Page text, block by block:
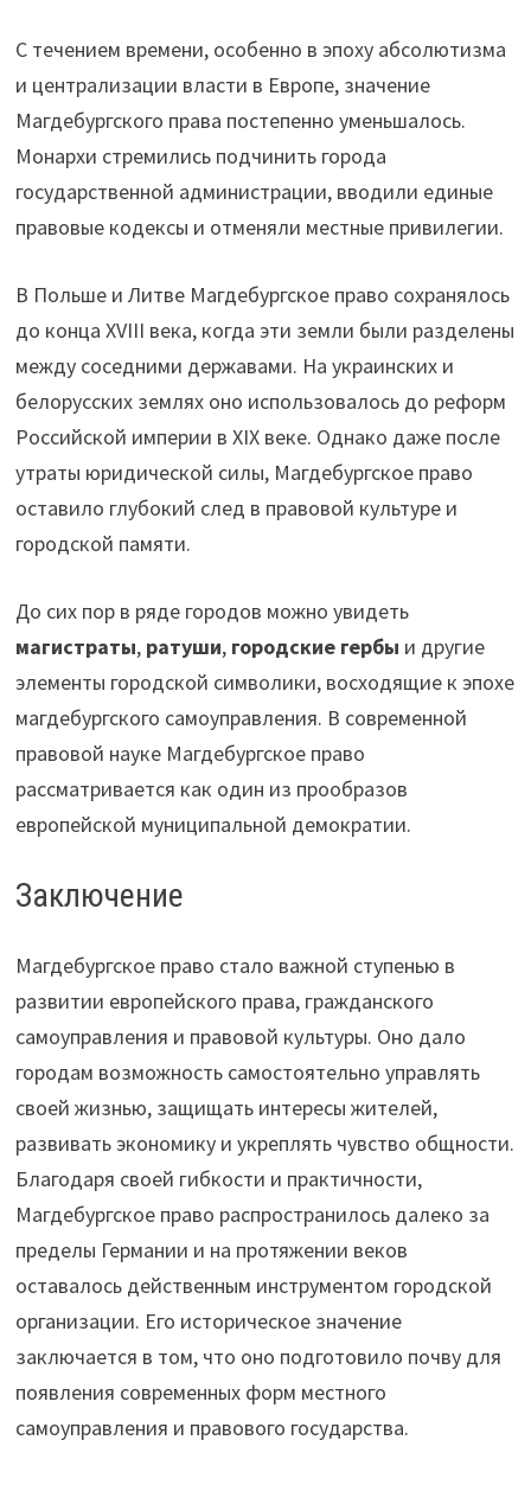
С течением времени, особенно в эпоху абсолютизма
и централизации власти в Европе, значение
Магдебургского права постепенно уменьшалось.
Монархи стремились подчинить города
государственной администрации, вводили единые
правовые кодексы и отменяли местные привилегии.
В Польше и Литве Магдебургское право сохранялось
до конца XVIII века, когда эти земли были разделены
между соседними державами. На украинских и
белорусских землях оно использовалось до реформ
Российской империи в XIX веке. Однако даже после
утраты юридической силы, Магдебургское право
оставило глубокий след в правовой культуре и
городской памяти.
До сих пор в ряде городов можно увидеть
магистраты, ратуши, городские гербы и другие
элементы городской символики, восходящие к эпохе
магдебургского самоуправления. В современной
правовой науке Магдебургское право
рассматривается как один из прообразов
европейской муниципальной демократии.
Заключение
Магдебургское право стало важной ступенью в
развитии европейского права, гражданского
самоуправления и правовой культуры. Оно дало
городам возможность самостоятельно управлять
своей жизнью, защищать интересы жителей,
развивать экономику и укреплять чувство общности.
Благодаря своей гибкости и практичности,
Магдебургское право распространилось далеко за
пределы Германии и на протяжении веков
оставалось действенным инструментом городской
организации. Его историческое значение
заключается в том, что оно подготовило почву для
появления современных форм местного
самоуправления и правового государства.